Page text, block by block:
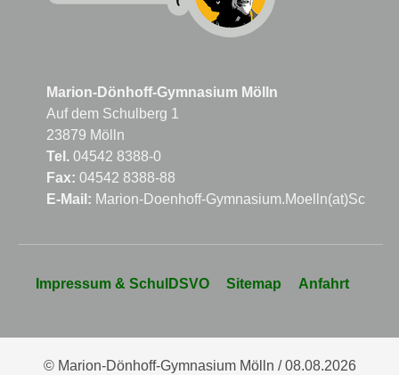
Marion-Dönhoff-Gymnasium Mölln
Auf dem Schulberg 1
23879 Mölln
Tel. 04542 8388-0
Fax: 04542 8388-88
E-Mail: Marion-Doenhoff-
überspringen
Impressum & SchulDSVO Sitemap Anfahrt
© Marion-Dönhoff-Gymnasium Mölln / 08.08.2026